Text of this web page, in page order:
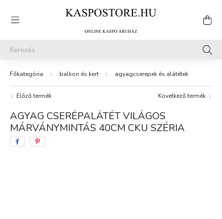
balkon és kert agyagcserepek és alátétek
Előző termék Következő termék
AGYAG CSERÉPALÁTÉT VILÁGOS
MÁRVÁNYMINTÁS 40CM CKU SZÉRIA